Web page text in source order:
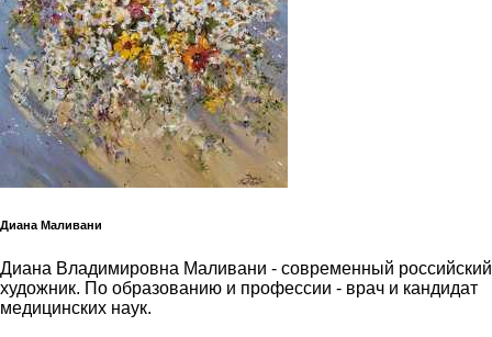
Диана Маливани
Диана Владимировна Маливани - современный российский
художник. По образованию и профессии - врач и кандидат
медицинских наук.